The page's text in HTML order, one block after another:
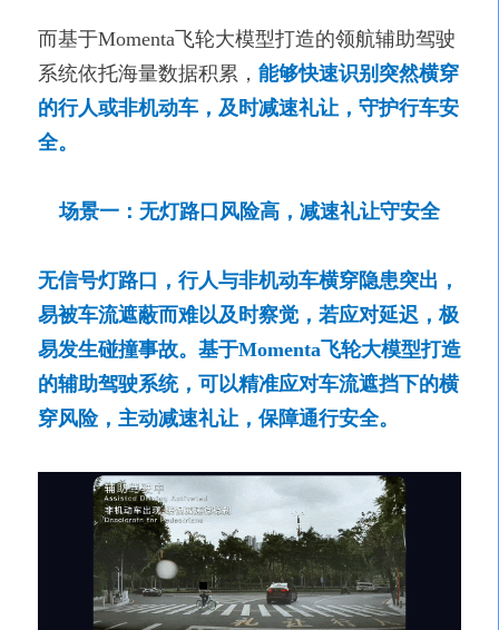
而基于Momenta飞轮大模型打造的领航辅助驾驶
系统依托海量数据积累， 能够快速识别突然横穿
的行人或非机动车，及时减速礼让，守护行车安
全。
场景一：无灯路口风险高，减速礼让守安全
无信号灯路口，行人与非机动车横穿隐患突出，
易被车流遮蔽而难以及时察觉，若应对延迟，极
易发生碰撞事故。基于Momenta飞轮大模型打造
的辅助驾驶系统，可以精准应对车流遮挡下的横
穿风险，主动减速礼让，保障通行安全。